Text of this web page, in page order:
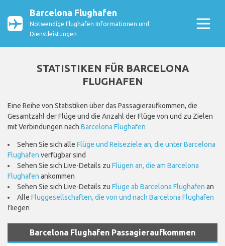
Barcelona Flughafen
Notwendige Flughafen Informationen und
Dienstleistungen
STATISTIKEN FÜR BARCELONA
FLUGHAFEN
Eine Reihe von Statistiken über das Passagieraufkommen, die
Gesamtzahl der Flüge und die Anzahl der Flüge von und zu Zielen
mit Verbindungen nach Barcelona Flughafen
Sehen Sie sich alle Flüge und Reiseziele an, die unter Barcelona
Flughafen verfügbar sind
Sehen Sie sich Live-Details zu Flügen an, die am Barcelona
Flughafen ankommen
Sehen Sie sich Live-Details zu Flüge ab Barcelona Flughafen an
Alle Fluggesellschaften, die von und nach Barcelona Flughafen
fliegen
Barcelona Flughafen Passagieraufkommen